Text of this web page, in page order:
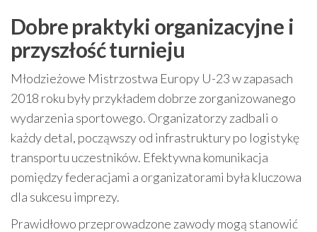
Dobre praktyki organizacyjne i
przyszłość turnieju
Młodzieżowe Mistrzostwa Europy U-23 w zapasach
2018 roku były przykładem dobrze zorganizowanego
wydarzenia sportowego. Organizatorzy zadbali o
każdy detal, począwszy od infrastruktury po logistykę
transportu uczestników. Efektywna komunikacja
pomiędzy federacjami a organizatorami była kluczowa
dla sukcesu imprezy.
Prawidłowo przeprowadzone zawody mogą stanowić